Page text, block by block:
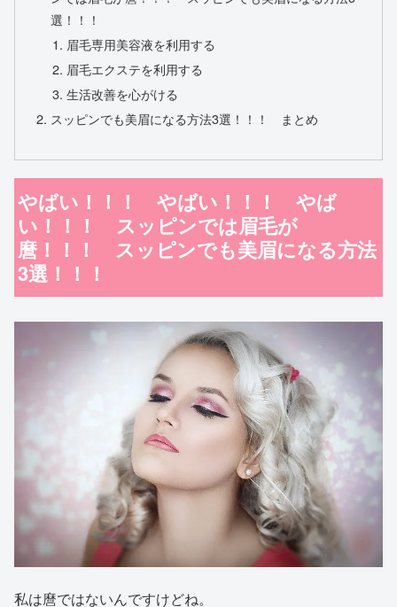
選！！！
眉毛専用美容液を利用する
眉毛エクステを利用する
生活改善を心がける
スッピンでも美眉になる方法3選！！！ まとめ
やばい！！！ やばい！！！ やば
い！！！ スッピンでは眉毛が
麿！！！ スッピンでも美眉になる方法
3選！！！
私は麿ではないんですけどね。